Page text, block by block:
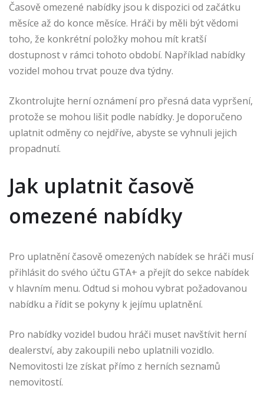
Časově omezené nabídky jsou k dispozici od začátku
měsíce až do konce měsíce. Hráči by měli být vědomi
toho, že konkrétní položky mohou mít kratší
dostupnost v rámci tohoto období. Například nabídky
vozidel mohou trvat pouze dva týdny.
Zkontrolujte herní oznámení pro přesná data vypršení,
protože se mohou lišit podle nabídky. Je doporučeno
uplatnit odměny co nejdříve, abyste se vyhnuli jejich
propadnutí.
Jak uplatnit časově
omezené nabídky
Pro uplatnění časově omezených nabídek se hráči musí
přihlásit do svého účtu GTA+ a přejít do sekce nabídek
v hlavním menu. Odtud si mohou vybrat požadovanou
nabídku a řídit se pokyny k jejímu uplatnění.
Pro nabídky vozidel budou hráči muset navštívit herní
dealerství, aby zakoupili nebo uplatnili vozidlo.
Nemovitosti lze získat přímo z herních seznamů
nemovitostí.